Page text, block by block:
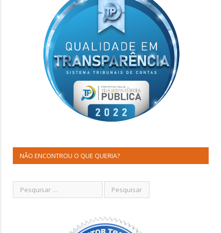
NÃO ENCONTROU O QUE QUERIA?